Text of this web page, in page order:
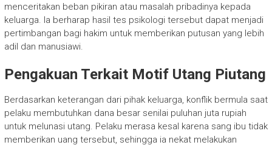
menceritakan beban pikiran atau masalah pribadinya kepada
keluarga. Ia berharap hasil tes psikologi tersebut dapat menjadi
pertimbangan bagi hakim untuk memberikan putusan yang lebih
adil dan manusiawi.
Pengakuan Terkait Motif Utang Piutang
Berdasarkan keterangan dari pihak keluarga, konflik bermula saat
pelaku membutuhkan dana besar senilai puluhan juta rupiah
untuk melunasi utang. Pelaku merasa kesal karena sang ibu tidak
memberikan uang tersebut, sehingga ia nekat melakukan